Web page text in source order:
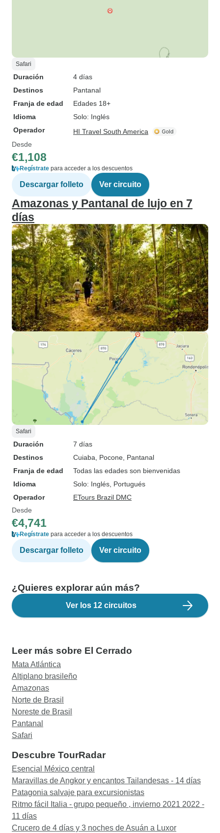
Safari
Duración
4 días
Destinos
Pantanal
Franja de edad
Edades 18+
Idioma
Solo: Inglés
Operador
HI Travel South America
Desde
€1,108
Regístrate para acceder a los descuentos
Descargar folleto Ver circuito
Amazonas y Pantanal de lujo en 7
días
Safari
Duración
7 días
Destinos
Cuiaba , Pocone , Pantanal
Franja de edad
Todas las edades son bienvenidas
Idioma
Solo: Inglés, Portugués
Operador
ETours Brazil DMC
Desde
€4,741
Regístrate para acceder a los descuentos
Descargar folleto Ver circuito
¿Quieres explorar aún más?
Ver los 12 circuitos
Leer más sobre El Cerrado
Mata Atlántica
Altiplano brasileño
Amazonas
Norte de Brasil
Noreste de Brasil
Pantanal
Safari
Descubre TourRadar
Esencial México central
Maravillas de Angkor y encantos Tailandesas - 14 días
Patagonia salvaje para excursionistas
Ritmo fácil Italia - grupo pequeño , invierno 2021 2022 -
11 días
Crucero de 4 días y 3 noches de Asuán a Luxor